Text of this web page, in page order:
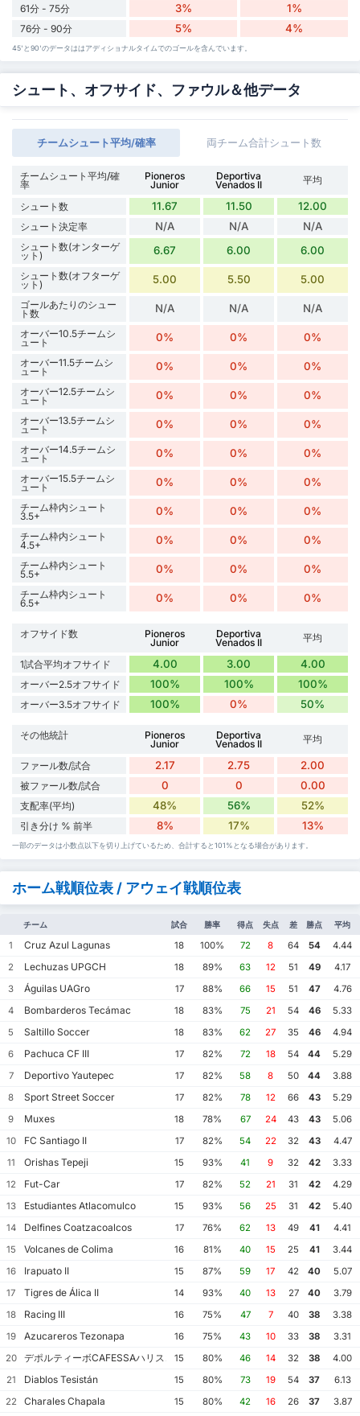
61分 - 75分 3% 1%
76分 - 90分 5% 4%
45'と90'のデータははアディショナルタイムでのゴールを含んでいます。
シュート、オフサイド、ファウル＆他データ
チームシュート平均/確率 両チーム合計シュート数
チームシュート平均/確
率
Pioneros
Junior
Deportiva
Venados II 平均
シュート数 11.67 11.50 12.00
シュート決定率 N/A N/A N/A
シュート数(オンターゲ
ット) 6.67 6.00 6.00
シュート数(オフターゲ
ット) 5.00 5.50 5.00
ゴールあたりのシュー
ト数 N/A N/A N/A
オーバー10.5チームシ
ュート 0% 0% 0%
オーバー11.5チームシ
ュート 0% 0% 0%
オーバー12.5チームシ
ュート 0% 0% 0%
オーバー13.5チームシ
ュート 0% 0% 0%
オーバー14.5チームシ
ュート 0% 0% 0%
オーバー15.5チームシ
ュート 0% 0% 0%
チーム枠内シュート
3.5+ 0% 0% 0%
チーム枠内シュート
4.5+ 0% 0% 0%
チーム枠内シュート
5.5+ 0% 0% 0%
チーム枠内シュート
6.5+ 0% 0% 0%
オフサイド数 Pioneros
Junior
Deportiva
Venados II 平均
1試合平均オフサイド 4.00 3.00 4.00
オーバー2.5オフサイド 100% 100% 100%
オーバー3.5オフサイド 100% 0% 50%
その他統計 Pioneros
Junior
Deportiva
Venados II 平均
ファール数/試合 2.17 2.75 2.00
被ファール数/試合 0 0 0.00
支配率(平均) 48% 56% 52%
引き分け % 前半 8% 17% 13%
一部のデータは小数点以下を切り上げているため、合計すると101%となる場合があります。
ホーム戦順位表 / アウェイ戦順位表
チーム 試合 勝率 得点 失点 差 勝点 平均
1 Cruz Azul Lagunas 18 100% 72 8 64 54
4.44
2
Lechuzas UPGCH 18 89% 63 12 51 49
4.17
3
Águilas UAGro 17 88% 66 15 51 47
4.76
4
Bombarderos Tecámac 18 83% 75 21 54 46
5.33
5
Saltillo Soccer 18 83% 62 27 35 46
4.94
6
Pachuca CF III 17 82% 72 18 54 44
5.29
7
Deportivo Yautepec 17 82% 58 8 50 44
3.88
8
Sport Street Soccer 17 82% 78 12 66 43
5.29
9
Muxes 18 78% 67 24 43 43
5.06
10
FC Santiago II 17 82% 54 22 32 43
4.47
11
Orishas Tepeji 15 93% 41 9 32 42
3.33
12
Fut-Car 17 82% 52 21 31 42
4.29
13
Estudiantes Atlacomulco 15 93% 56 25 31 42
5.40
14
Delfines Coatzacoalcos 17 76% 62 13 49 41
4.41
15
Volcanes de Colima 16 81% 40 15 25 41
3.44
16
Irapuato II 15 87% 59 17 42 40
5.07
17
Tigres de Álica II 14 93% 40 13 27 40
3.79
18
Racing III 16 75% 47 7 40 38
3.38
19
Azucareros Tezonapa 16 75% 43 10 33 38
3.31
20
デポルティーボCAFESSAハリスコ 15 80% 46 14 32 38
4.00
21
Diablos Tesistán 15 80% 73 19 54 37
6.13
22
Charales Chapala 15 80% 42 16 26 37 3.87